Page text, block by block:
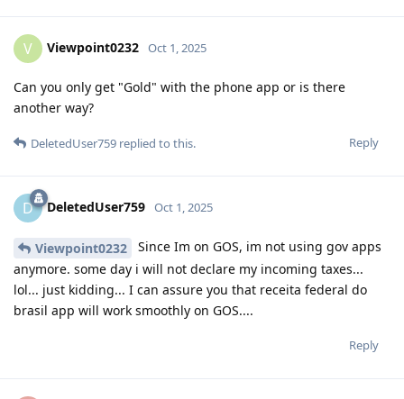
V Viewpoint0232 Oct 1, 2025
Can you only get "Gold" with the phone app or is there
another way?
Reply
DeletedUser759 replied to this.
D DeletedUser759 Oct 1, 2025
Viewpoint0232
Since Im on GOS, im not using gov apps
anymore. some day i will not declare my incoming taxes...
lol... just kidding... I can assure you that receita federal do
brasil app will work smoothly on GOS....
Reply